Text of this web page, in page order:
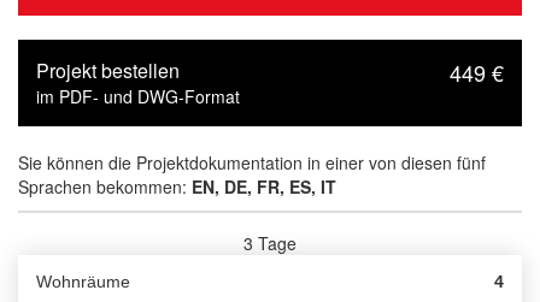
Projekt bestellen
im PDF- und DWG-Format
449 €
Sie können die Projektdokumentation in einer von diesen fünf
Sprachen bekommen: EN, DE, FR, ES, IT
3 Tage
Wohnräume 4